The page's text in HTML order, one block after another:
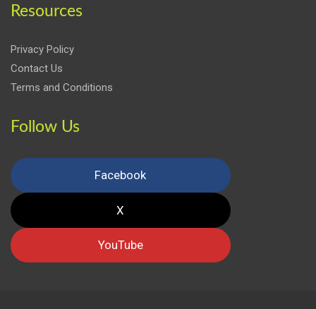
Resources
Privacy Policy
Contact Us
Terms and Conditions
Follow Us
Facebook
X
YouTube